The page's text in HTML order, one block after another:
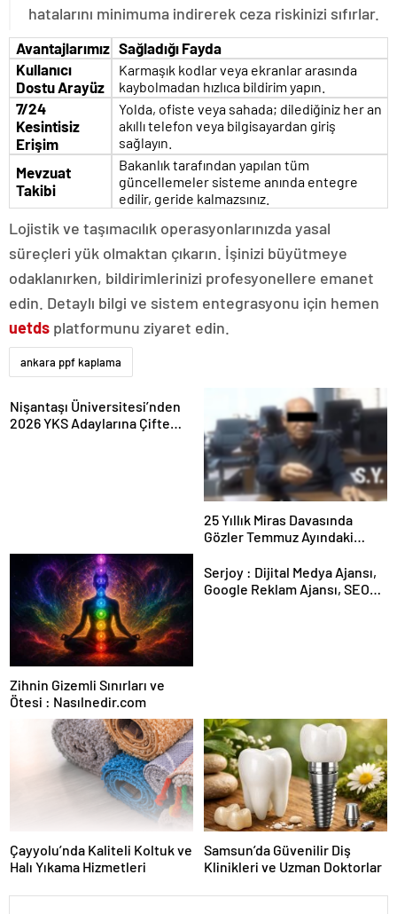
hatalarını minimuma indirerek ceza riskinizi sıfırlar.
Avantajlarımız Sağladığı Fayda
Kullanıcı
Dostu Arayüz
Karmaşık kodlar veya ekranlar arasında
kaybolmadan hızlıca bildirim yapın.
7/24
Kesintisiz
Erişim
Yolda, ofiste veya sahada; dilediğiniz her an
akıllı telefon veya bilgisayardan giriş
sağlayın.
Mevzuat
Takibi
Bakanlık tarafından yapılan tüm
güncellemeler sisteme anında entegre
edilir, geride kalmazsınız.
Lojistik ve taşımacılık operasyonlarınızda yasal
süreçleri yük olmaktan çıkarın. İşinizi büyütmeye
odaklanırken, bildirimlerinizi profesyonellere emanet
edin. Detaylı bilgi ve sistem entegrasyonu için hemen
uetds platformunu ziyaret edin.
ankara ppf kaplama
Nişantaşı Üniversitesi’nden
2026 YKS Adaylarına Çifte
25 Yıllık Miras Davasında
Gözler Temmuz Ayındaki
Zihnin Gizemli Sınırları ve
Ötesi : Nasılnedir.com
Serjoy : Dijital Medya Ajansı,
Google Reklam Ajansı, SEO
Çayyolu’nda Kaliteli Koltuk ve
Halı Yıkama Hizmetleri
Samsun’da Güvenilir Diş
Klinikleri ve Uzman Doktorlar